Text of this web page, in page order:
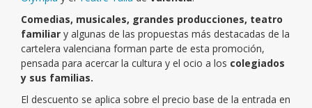
Comedias, musicales, grandes producciones, teatro
familiar y algunas de las propuestas más destacadas de la
cartelera valenciana forman parte de esta promoción,
pensada para acercar la cultura y el ocio a los colegiados
y sus familias.
El descuento se aplica sobre el precio base de la entrada en